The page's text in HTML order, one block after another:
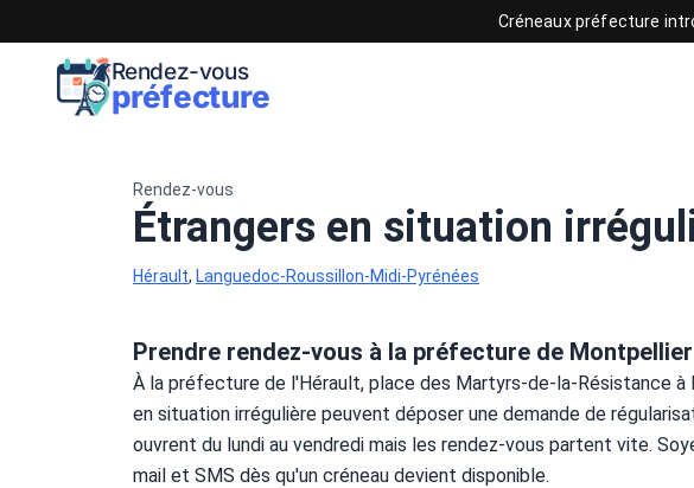
Créneaux préfecture
Rendez-vous
préfecture
Rendez-vous
Étrangers en situation
Hérault, Languedoc-Roussillon-Midi-Pyrénées
Prendre rendez-vous à la préfecture de Montpellier
À la préfecture de l'Hérault, place des Martyrs-de-la-Résistance à
en situation irrégulière peuvent déposer une demande de
ouvrent du lundi au vendredi mais les rendez-vous partent vite.
mail et SMS dès qu'un créneau devient disponible.